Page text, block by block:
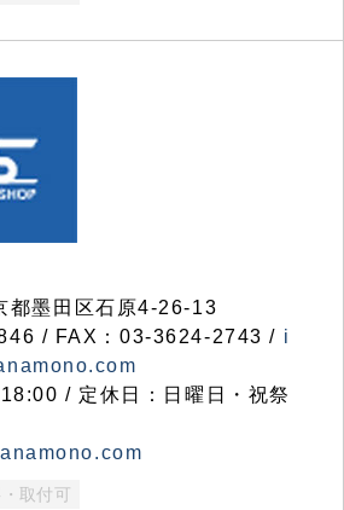
墨田区石原4-26-13
/ FAX：03-3624-2743 / i
/ 定休日：日曜日・祝祭
取付可